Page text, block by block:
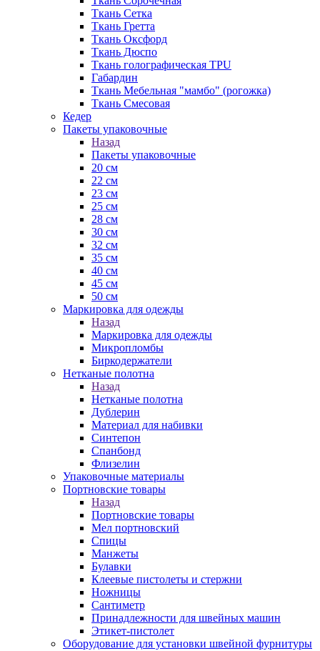
Ткань Сетка
Ткань Гретта
Ткань Оксфорд
Ткань Дюспо
Ткань голографическая TPU
Габардин
Ткань Мебельная "мамбо" (рогожка)
Ткань Смесовая
Кедер
Пакеты упаковочные
Назад
Пакеты упаковочные
20 см
22 см
23 см
25 см
28 см
30 см
32 см
35 см
40 см
45 см
50 см
Маркировка для одежды
Назад
Маркировка для одежды
Микропломбы
Биркодержатели
Нетканые полотна
Назад
Нетканые полотна
Дублерин
Материал для набивки
Синтепон
Спанбонд
Флизелин
Упаковочные материалы
Портновские товары
Назад
Портновские товары
Мел портновский
Спицы
Манжеты
Булавки
Клеевые пистолеты и стержни
Ножницы
Сантиметр
Принадлежности для швейных машин
Этикет-пистолет
Оборудование для установки швейной фурнитуры